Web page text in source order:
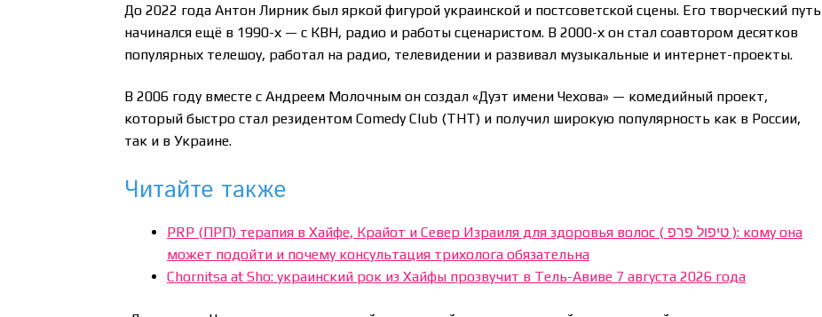
До 2022 года Антон Лирник был яркой фигурой украинской и постсоветской сцены. Его творческий путь
начинался ещё в 1990-х — с КВН, радио и работы сценаристом. В 2000-х он стал соавтором десятков
популярных телешоу, работал на радио, телевидении и развивал музыкальные и интернет-проекты.
В 2006 году вместе с Андреем Молочным он создал «Дуэт имени Чехова» — комедийный проект,
который быстро стал резидентом Comedy Club (ТНТ) и получил широкую популярность как в России,
так и в Украине.
Читайте также
PRP (ПРП) терапия в Хайфе, Крайот и Север Израиля для здоровья волос ( טיפול פרפ ): кому она
может подойти и почему консультация трихолога обязательна
Chornitsa at Sho: украинский рок из Хайфы прозвучит в Тель-Авиве 7 августа 2026 года